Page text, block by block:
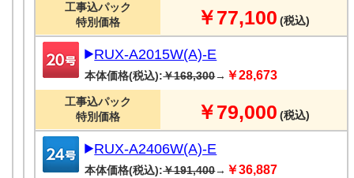
工事込パック
特別価格
￥77,100 (税込)
RUX-A2015W(A)-E
本体価格(税込):￥168,300→ ￥28,673
工事込パック
特別価格
￥79,000 (税込)
RUX-A2406W(A)-E
本体価格(税込):￥191,400→ ￥36,887